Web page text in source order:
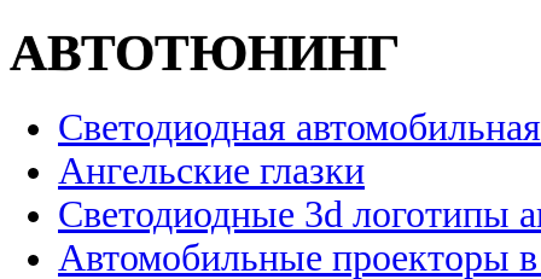
АВТОТЮНИНГ
Светодиодная
Ангельские глазки
Светодиодные 3d логотипы
Автомобильные проекторы